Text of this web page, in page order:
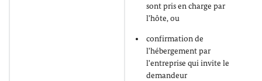
sont pris en charge par
l'hôte, ou
confirmation de
l'hébergement par
l'entreprise qui invite le
demandeur